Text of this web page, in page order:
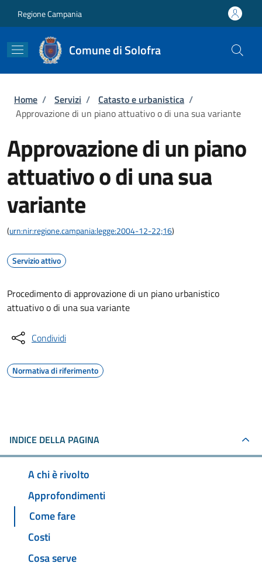
Regione Campania
Comune di Solofra
Briciole di pane
Home / Servizi / Catasto e urbanistica /
Approvazione di un piano attuativo o di una sua variante
Approvazione di un piano
attuativo o di una sua
variante
(urn:nir:regione.campania:legge:2004-12-22;16)
Servizio attivo
Procedimento di approvazione di un piano urbanistico
attuativo o di una sua variante
Condividi
Normativa di riferimento
INDICE DELLA PAGINA
A chi è rivolto
Approfondimenti
Come fare
Costi
Cosa serve